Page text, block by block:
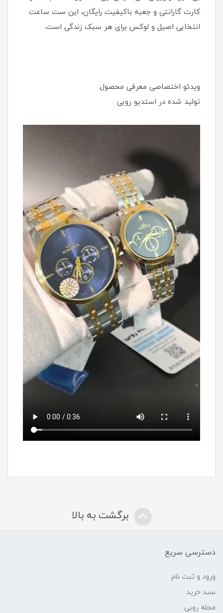
کارت گارانتی و جعبه باکیفیت رایگان، این ست ساعت
انتخابی اصیل و لوکس برای هر سبک زندگی است.
ویدئو اختصاصی معرفی محصول:
تولید شده در استدیو روبی
برگشت به بالا
دسترسی سریع
ورود و ثبت نام
سبد خرید
مجله روبی